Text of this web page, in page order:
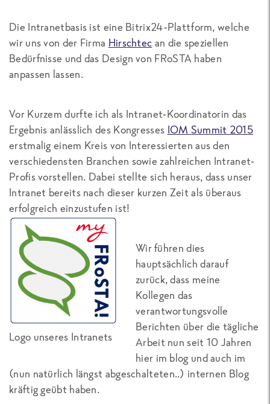
Die Intranetbasis ist eine Bitrix24-Plattform, welche
wir uns von der Firma Hirschtec an die speziellen
Bedürfnisse und das Design von FRoSTA haben
anpassen lassen.
Vor Kurzem durfte ich als Intranet-Koordinatorin das
Ergebnis anlässlich des Kongresses IOM Summit 2015
erstmalig einem Kreis von Interessierten aus den
verschiedensten Branchen sowie zahlreichen Intranet-
Profis vorstellen. Dabei stellte sich heraus, dass unser
Intranet bereits nach dieser kurzen Zeit als überaus
erfolgreich einzustufen ist!
Logo unseres Intranets
Wir führen dies
hauptsächlich darauf
zurück, dass meine
Kollegen das
verantwortungsvolle
Berichten über die tägliche
Arbeit nun seit 10 Jahren
hier im blog und auch im
(nun natürlich längst abgeschalteten..) internen Blog
kräftig geübt haben.